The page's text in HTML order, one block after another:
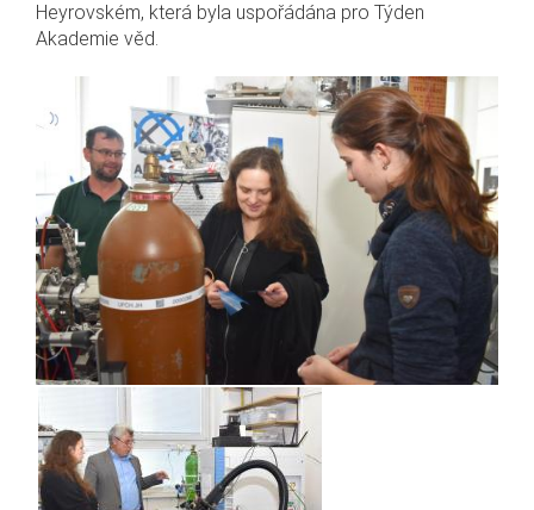
Heyrovském, která byla uspořádána pro Týden
Akademie věd.